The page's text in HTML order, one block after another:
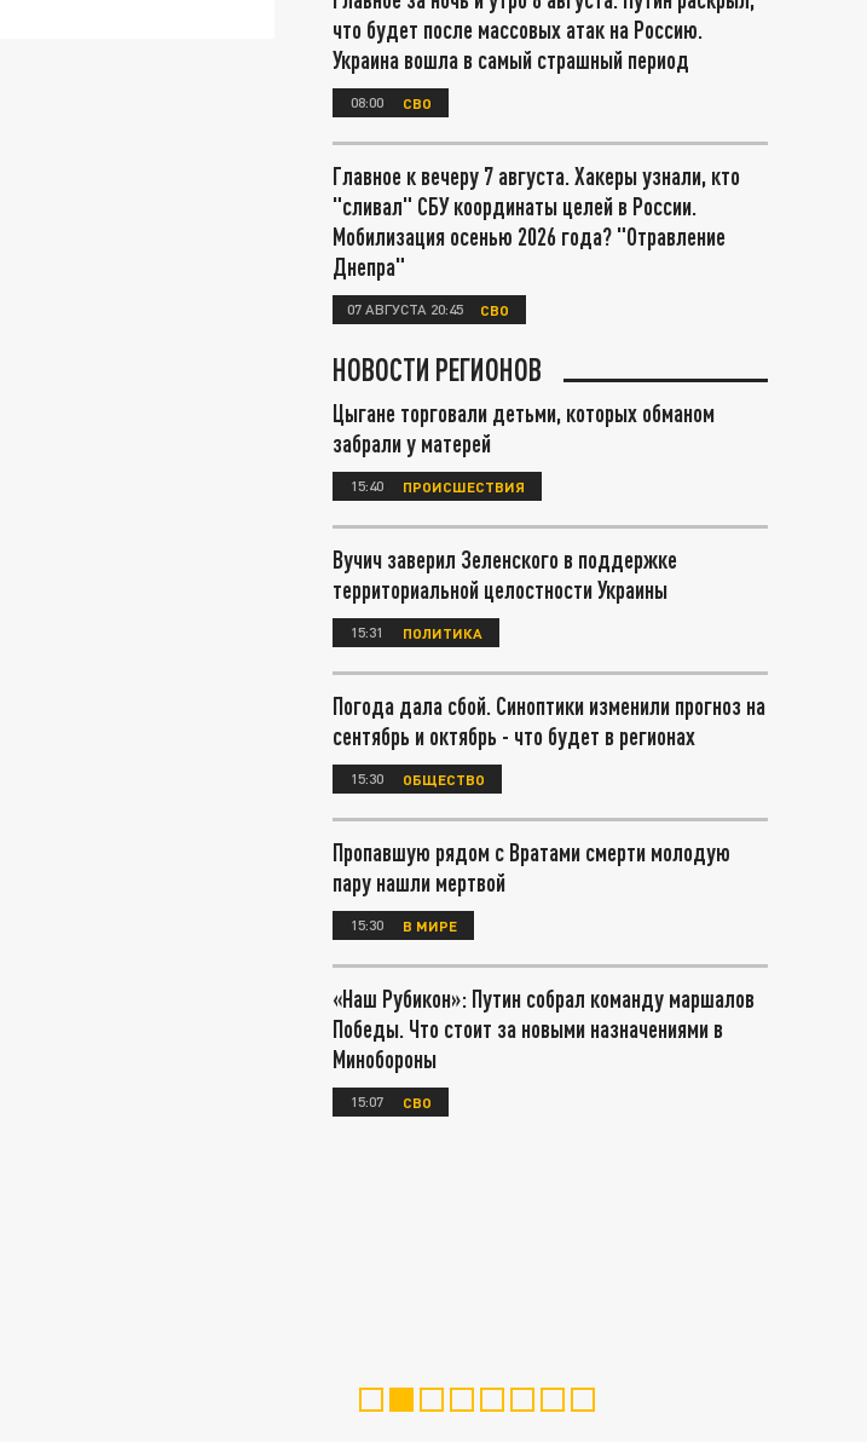
что будет после массовых атак на Россию.
Украина вошла в самый страшный период
08:00 СВО
Главное к вечеру 7 августа. Хакеры узнали, кто
"сливал" СБУ координаты целей в России.
Мобилизация осенью 2026 года? "Отравление
Днепра"
07 АВГУСТА 20:45 СВО
НОВОСТИ РЕГИОНОВ
Цыгане торговали детьми, которых обманом
забрали у матерей
15:40 ПРОИСШЕСТВИЯ
Вучич заверил Зеленского в поддержке
территориальной целостности Украины
15:31 ПОЛИТИКА
Погода дала сбой. Синоптики изменили прогноз на
сентябрь и октябрь - что будет в регионах
15:30 ОБЩЕСТВО
Пропавшую рядом с Вратами смерти молодую
пару нашли мертвой
15:30 В МИРЕ
«Наш Рубикон»: Путин собрал команду маршалов
Победы. Что стоит за новыми назначениями в
Минобороны
15:07 СВО